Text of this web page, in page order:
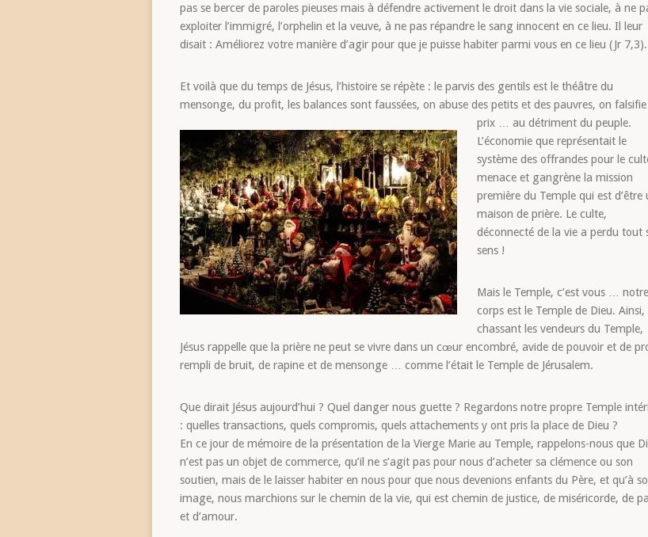
pas se bercer de paroles pieuses mais à défendre activement le droit dans la vie sociale, à ne
exploiter l’immigré, l’orphelin et la veuve, à ne pas répandre le sang innocent en ce lieu. Il leur
disait : Améliorez votre manière d’agir pour que je puisse habiter parmi vous en ce lieu (Jr 7,3).
Et voilà que du temps de Jésus, l’histoire se répète : le parvis des gentils est le théâtre du
mensonge, du profit, les balances sont faussées, on abuse des petits et des pauvres, on falsifie
prix … au détriment du peuple.
L’économie que représentait le
système des offrandes pour le
menace et gangrène la mission
première du Temple qui est d’être
maison de prière. Le culte,
déconnecté de la vie a perdu tout
sens !
Mais le Temple, c’est vous … notre
corps est le Temple de Dieu. Ainsi,
chassant les vendeurs du Temple,
Jésus rappelle que la prière ne peut se vivre dans un cœur encombré, avide de pouvoir et de
rempli de bruit, de rapine et de mensonge … comme l’était le Temple de Jérusalem.
Que dirait Jésus aujourd’hui ? Quel danger nous guette ? Regardons notre propre Temple
: quelles transactions, quels compromis, quels attachements y ont pris la place de Dieu ?
En ce jour de mémoire de la présentation de la Vierge Marie au Temple, rappelons-nous que
n’est pas un objet de commerce, qu’il ne s’agit pas pour nous d’acheter sa clémence ou son
soutien, mais de le laisser habiter en nous pour que nous devenions enfants du Père, et qu’à
image, nous marchions sur le chemin de la vie, qui est chemin de justice, de miséricorde, de
et d’amour.